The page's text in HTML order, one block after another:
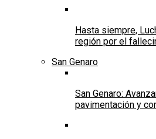
Hasta siempre,
región por el
San Genaro
San Genaro:
pavimentación y